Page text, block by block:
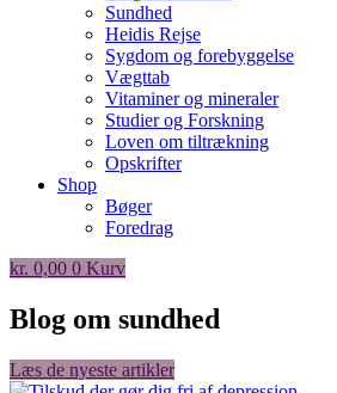
Sundhed
Heidis Rejse
Sygdom og forebyggelse
Vægttab
Vitaminer og mineraler
Studier og Forskning
Loven om tiltrækning
Opskrifter
Shop
Bøger
Foredrag
kr. 0,00 0 Kurv
Blog om sundhed
Læs de nyeste artikler